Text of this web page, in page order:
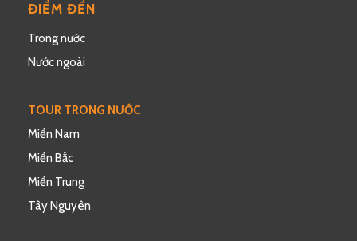
ĐIỂM ĐẾN
Trong nước
Nước ngoài
TOUR TRONG NƯỚC
Miền Nam
Miền Bắc
Miền Trung
Tây Nguyên